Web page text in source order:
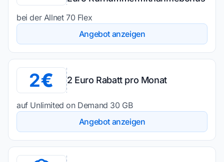
bei der Allnet 70 Flex
Angebot anzeigen
2 2 Euro Rabatt pro Monat
auf Unlimited on Demand 30 GB
Angebot anzeigen